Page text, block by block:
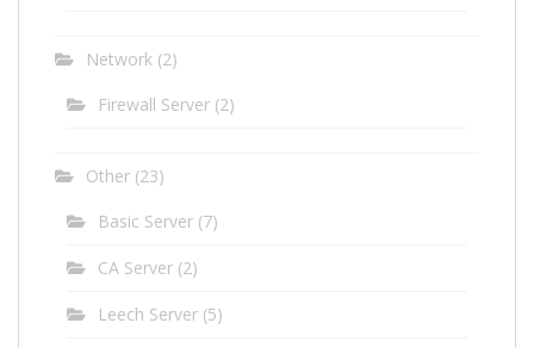
Network (2)
Firewall Server (2)
Other (23)
Basic Server (7)
CA Server (2)
Leech Server (5)